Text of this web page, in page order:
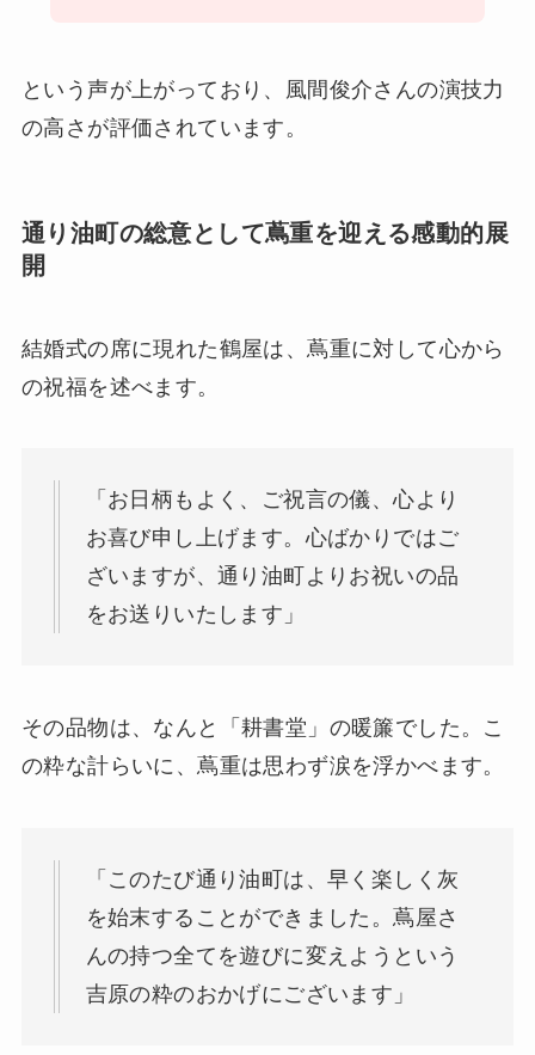
という声が上がっており、風間俊介さんの演技力
の高さが評価されています。
通り油町の総意として蔦重を迎える感動的展
開
結婚式の席に現れた鶴屋は、蔦重に対して心から
の祝福を述べます。
「お日柄もよく、ご祝言の儀、心より
お喜び申し上げます。心ばかりではご
ざいますが、通り油町よりお祝いの品
をお送りいたします」
その品物は、なんと「耕書堂」の暖簾でした。こ
の粋な計らいに、蔦重は思わず涙を浮かべます。
「このたび通り油町は、早く楽しく灰
を始末することができました。蔦屋さ
んの持つ全てを遊びに変えようという
吉原の粋のおかげにございます」